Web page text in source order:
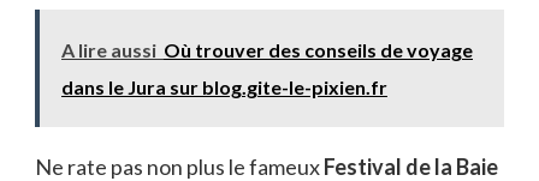
A lire aussi Où trouver des conseils de voyage
dans le Jura sur blog.gite-le-pixien.fr
Ne rate pas non plus le fameuxFestival de la Baie